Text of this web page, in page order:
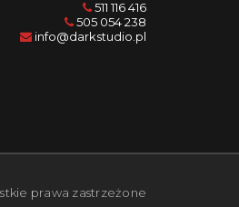
511 116 416
505 054 238
info@darkstudio.pl
prawa zastrzeżone